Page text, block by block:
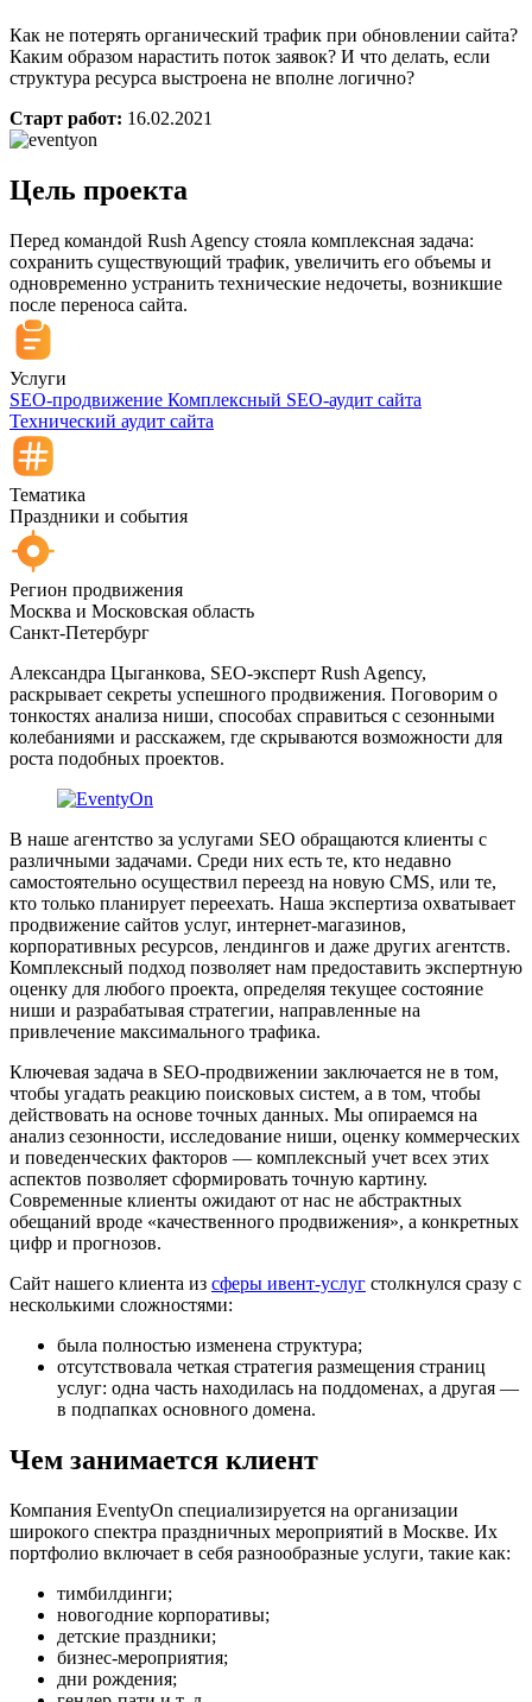
Как не потерять органический трафик при обновлении сайта?
Каким образом нарастить поток заявок? И что делать, если
структура ресурса выстроена не вполне логично?
Cтарт работ: 16.02.2021
Цель проекта
Перед командой Rush Agency стояла комплексная задача:
сохранить существующий трафик, увеличить его объемы и
одновременно устранить технические недочеты, возникшие
после переноса сайта.
Услуги
SEO-продвижение Комплексный SEO-аудит сайта
Технический аудит сайта
Тематика
Праздники и события
Регион продвижения
Москва и Московская область
Санкт-Петербург
Александра Цыганкова, SEO-эксперт Rush Agency,
раскрывает секреты успешного продвижения. Поговорим о
тонкостях анализа ниши, способах справиться с сезонными
колебаниями и расскажем, где скрываются возможности для
роста подобных проектов.
В наше агентство за услугами SEO обращаются клиенты с
различными задачами. Среди них есть те, кто недавно
самостоятельно осуществил переезд на новую CMS, или те,
кто только планирует переехать. Наша экспертиза охватывает
продвижение сайтов услуг, интернет-магазинов,
корпоративных ресурсов, лендингов и даже других агентств.
Комплексный подход позволяет нам предоставить экспертную
оценку для любого проекта, определяя текущее состояние
ниши и разрабатывая стратегии, направленные на
привлечение максимального трафика.
Ключевая задача в SEO-продвижении заключается не в том,
чтобы угадать реакцию поисковых систем, а в том, чтобы
действовать на основе точных данных. Мы опираемся на
анализ сезонности, исследование ниши, оценку коммерческих
и поведенческих факторов — комплексный учет всех этих
аспектов позволяет сформировать точную картину.
Современные клиенты ожидают от нас не абстрактных
обещаний вроде «качественного продвижения», а конкретных
цифр и прогнозов.
Сайт нашего клиента из сферы ивент-услуг столкнулся сразу с
несколькими сложностями:
была полностью изменена структура;
отсутствовала четкая стратегия размещения страниц
услуг: одна часть находилась на поддоменах, а другая —
в подпапках основного домена.
Чем занимается клиент
Компания EventyOn специализируется на организации
широкого спектра праздничных мероприятий в Москве. Их
портфолио включает в себя разнообразные услуги, такие как:
тимбилдинги;
новогодние корпоративы;
детские праздники;
бизнес-мероприятия;
дни рождения;